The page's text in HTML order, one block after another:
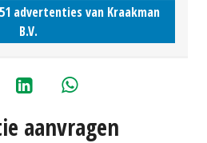
advertenties van Kraakman
B.V.
aanvragen